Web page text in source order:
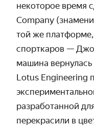
некоторое время
Company
той же
спорткаров —
машина
Lotus Engineering
разработанной
перекрасили в